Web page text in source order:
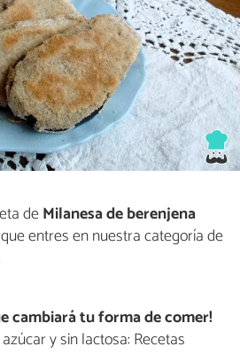
deMilanesa de berenjena
entres en nuestra categoría de
cambiará tu forma de comer!
y sin lactosa: Recetas